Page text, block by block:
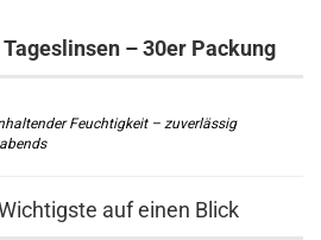
– 30er Packung
Feuchtigkeit – zuverlässig
auf einen Blick